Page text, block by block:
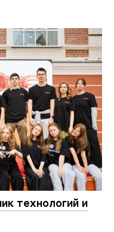
технологий и